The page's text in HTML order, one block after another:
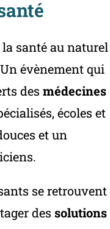
santé au naturel
évènement qui
des médecines
écoles et
et un
se retrouvent
des solutions